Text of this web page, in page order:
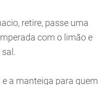
retire, passe uma
com o limão e
e a manteiga para quem